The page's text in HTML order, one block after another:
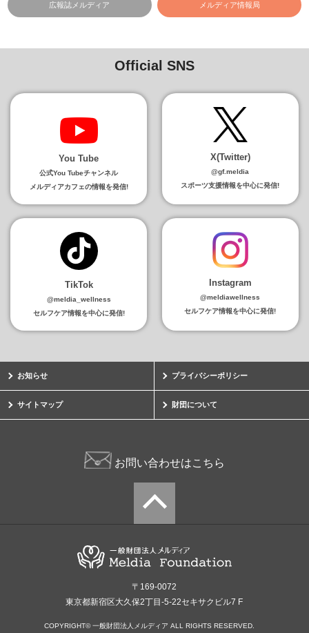
広報誌メルディア メルディア情報局
Official SNS
You Tube
公式You Tubeチャンネル
メルディアカフェの情報を発信!
X(Twitter)
@gf.meldia
スポーツ支援情報を中心に発信!
TikTok
@meldia_wellness
セルフケア情報を中心に発信!
Instagram
@meldiawellness
セルフケア情報を中心に発信!
お知らせ プライバシーポリシー
サイトマップ 財団について
お問い合わせはこちら
〒169-0072
東京都新宿区大久保2丁目-5-22セキサクビル7 F
COPYRIGHT© 一般財団法人メルディア ALL RIGHTS RESERVED.